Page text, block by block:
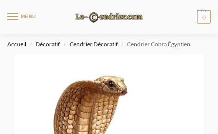
MENU 0
Accueil / Décoratif / Cendrier Décoratif / Cendrier Cobra Égyptien